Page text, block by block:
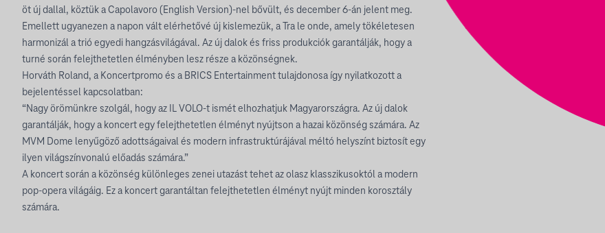
öt új dallal, köztük a Capolavoro (English Version)-nel bővült, és december 6-án jelent meg.
Emellett ugyanezen a napon vált elérhetővé új kislemezük, a Tra le onde, amely tökéletesen
harmonizál a trió egyedi hangzásvilágával. Az új dalok és friss produkciók garantálják, hogy a
turné során felejthetetlen élményben lesz része a közönségnek.
Horváth Roland, a Koncertpromo és a BRICS Entertainment tulajdonosa így nyilatkozott a
bejelentéssel kapcsolatban:
“Nagy örömünkre szolgál, hogy az IL VOLO-t ismét elhozhatjuk Magyarországra. Az új dalok
garantálják, hogy a koncert egy felejthetetlen élményt nyújtson a hazai közönség számára. Az
MVM Dome lenyűgöző adottságaival és modern infrastruktúrájával méltó helyszínt biztosít egy
ilyen világszínvonalú előadás számára.”
A koncert során a közönség különleges zenei utazást tehet az olasz klasszikusoktól a modern
pop-opera világáig. Ez a koncert garantáltan felejthetetlen élményt nyújt minden korosztály
számára.